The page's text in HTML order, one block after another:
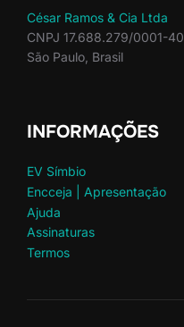
César Ramos & Cia Ltda
CNPJ 17.688.279/0001-40
São Paulo, Brasil
INFORMAÇÕES
EV Símbio
Encceja | Apresentação
Ajuda
Assinaturas
Termos